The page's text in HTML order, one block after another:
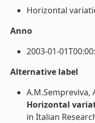
Horizontal
Anno
2003-01-
Alternative label
A.M.Sempreviva,
Horizontal
in Italian